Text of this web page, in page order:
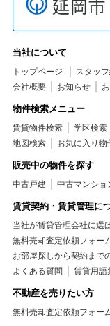
当社について
トップページ スタッ
会社概要
お知らせ
物件検索メニュー
賃貸物件検索 学区検索
地図検索
お気に入り物
販売中の物件を探す
中古戸建 中古マンショ
賃貸契約・賃貸管理に
当社が賃貸管理会社に選
無料売却査定依頼フォー
お部屋探しから契約まで
よくある質問
賃貸用語
不動産を売りたい方
無料売却査定依頼フォー